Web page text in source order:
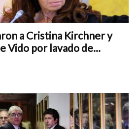
a Cristina Kirchner y
Vido por lavado de...